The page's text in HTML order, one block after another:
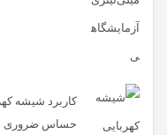
کاربرد شیشه
حساس ضروری